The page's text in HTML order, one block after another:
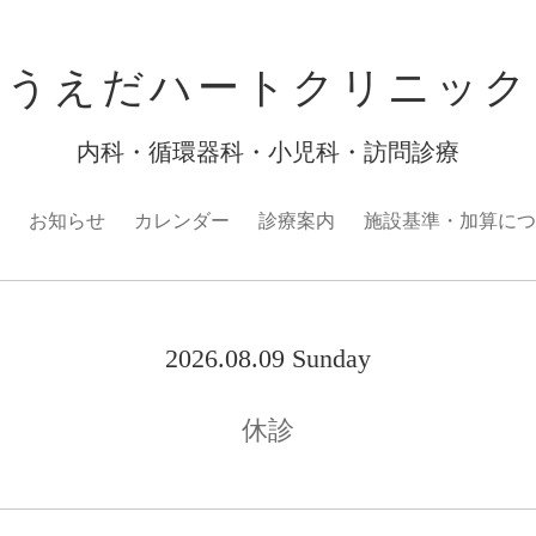
うえだハートクリニック
内科・循環器科・小児科・訪問診療
お知らせ カレンダー 診療案内 施設基準・加算に
2026.08.09 Sunday
休診